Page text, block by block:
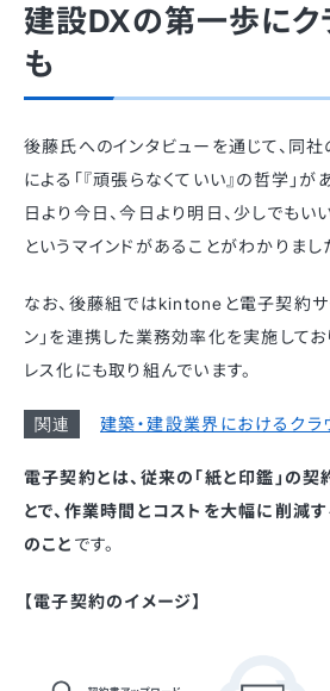
建設DXの第一歩にク
も
後藤氏へのインタビューを通じて、同
による「『頑張らなくていい』の哲学」が
日より今日、今日より明日、少しでもい
というマインドがあることがわかりまし
なお、後藤組ではkintoneと電子契約サ
ン」を連携した業務効率化を実施して
レス化にも取り組んでいます。
建築・建設業界におけるクラ
電子契約とは、従来の「紙と印鑑」の
とで、作業時間とコストを⼤幅に削減
のこと です。
【電子契約のイメージ】